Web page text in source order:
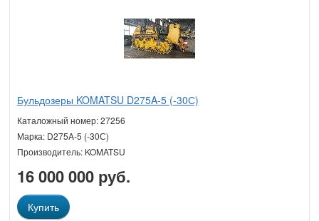
Бульдозеры KOMATSU D275A-5 (-30С)
Каталожный номер: 27256
Марка: D275A-5 (-30С)
Производитель: KOMATSU
16 000 000 руб.
Купить